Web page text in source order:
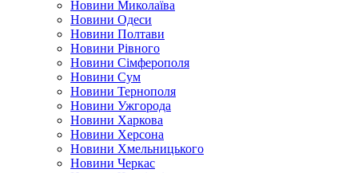
Новини Миколаїва
Новини Одеси
Новини Полтави
Новини Рівного
Новини Сімферополя
Новини Сум
Новини Тернополя
Новини Ужгорода
Новини Харкова
Новини Херсона
Новини Хмельницького
Новини Черкас